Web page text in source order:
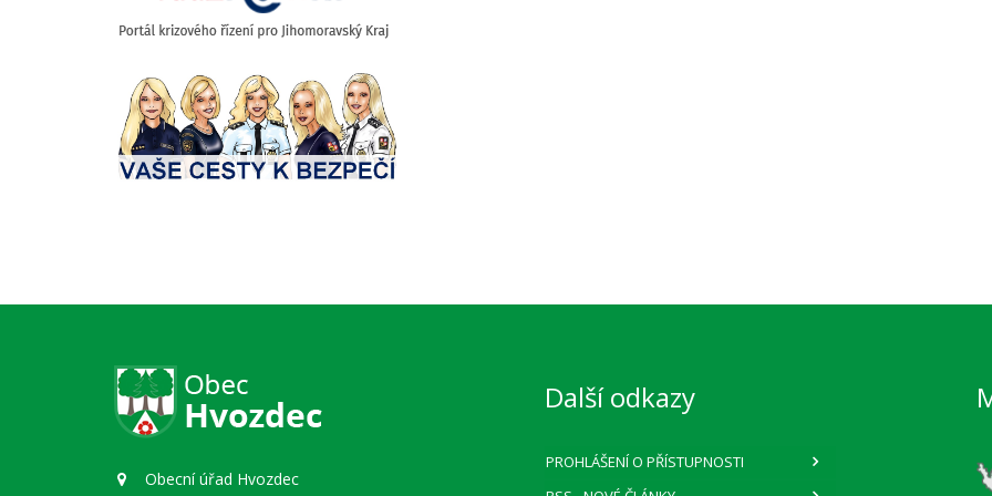
Obecní úřad Hvozdec
Další odkazy
PROHLÁŠENÍ O PŘÍSTUPNOSTI